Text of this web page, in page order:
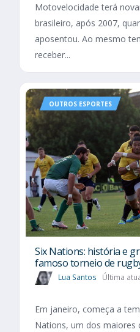
Motovelocidade terá
brasileiro, após 2007,
aposentou. Ao mesmo
receber...
OUTROS ESPORTES
Six Nations​: história e
famoso torneio de
Lua Santos Última
Em janeiro, começa a
Nations, um dos maiores